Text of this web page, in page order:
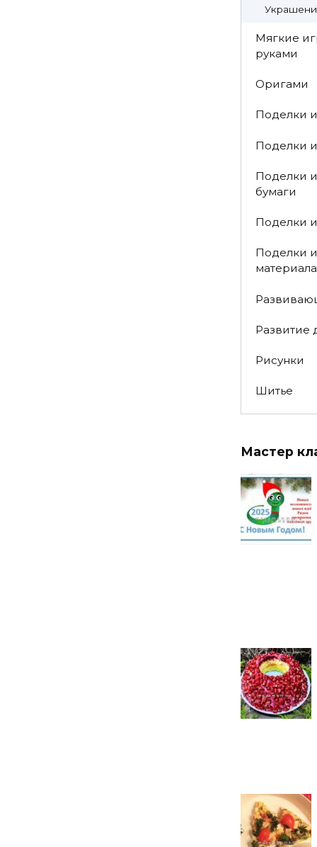
Мягкие
руками
Оригами
Поделки
Поделки
Поделки
бумаги
Поделки
Поделки
материала
Развитие
Рисунки
Шитье
Мастер